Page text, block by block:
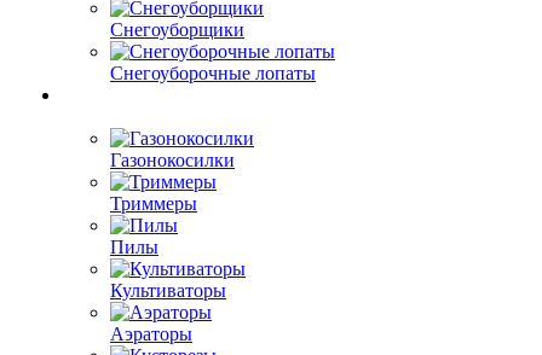
Снегоуборщики
Снегоуборочные лопаты
Газонокосилки
Триммеры
Пилы
Культиваторы
Аэраторы